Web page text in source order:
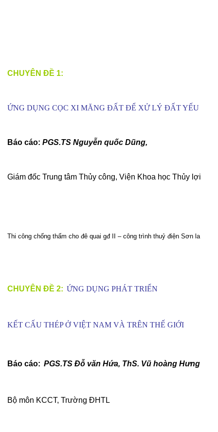
CHUYÊN ĐỀ 1:
ỨNG DỤNG CỌC XI MĂNG ĐẤT ĐỂ XỬ LÝ ĐẤT YẾU
Báo cáo: PGS.TS Nguyễn quốc Dũng,
Giám đốc Trung tâm Thủy công, Viện Khoa học Thủy lợi
Thi công chống thấm cho đê quai gđ II – công trình thuỷ điện Sơn la
CHUYÊN ĐỀ 2: ỨNG DỤNG PHÁT TRIỂN
KẾT CẤU THÉP Ở VIỆT NAM VÀ TRÊN THẾ GIỚI
Báo cáo: PGS.TS Đỗ văn Hứa, ThS. Vũ hoàng Hưng
Bộ môn KCCT, Trường ĐHTL